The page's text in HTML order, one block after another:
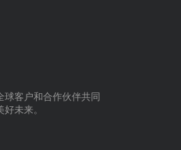
球客户和合作伙伴共同
未来。